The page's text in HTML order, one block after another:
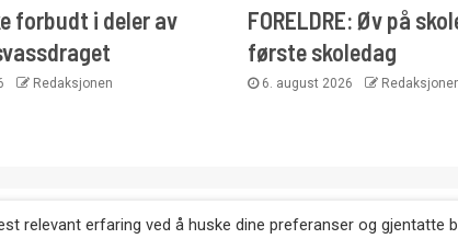
forbudt i deler av
Redaksjonen
FORELDRE: Øv på
første skoledag
6. august 2026
Kopiering av tekst, bilder og annonser er ikke tillatt uten
relevant erfaring ved å huske dine preferanser og gjentatte